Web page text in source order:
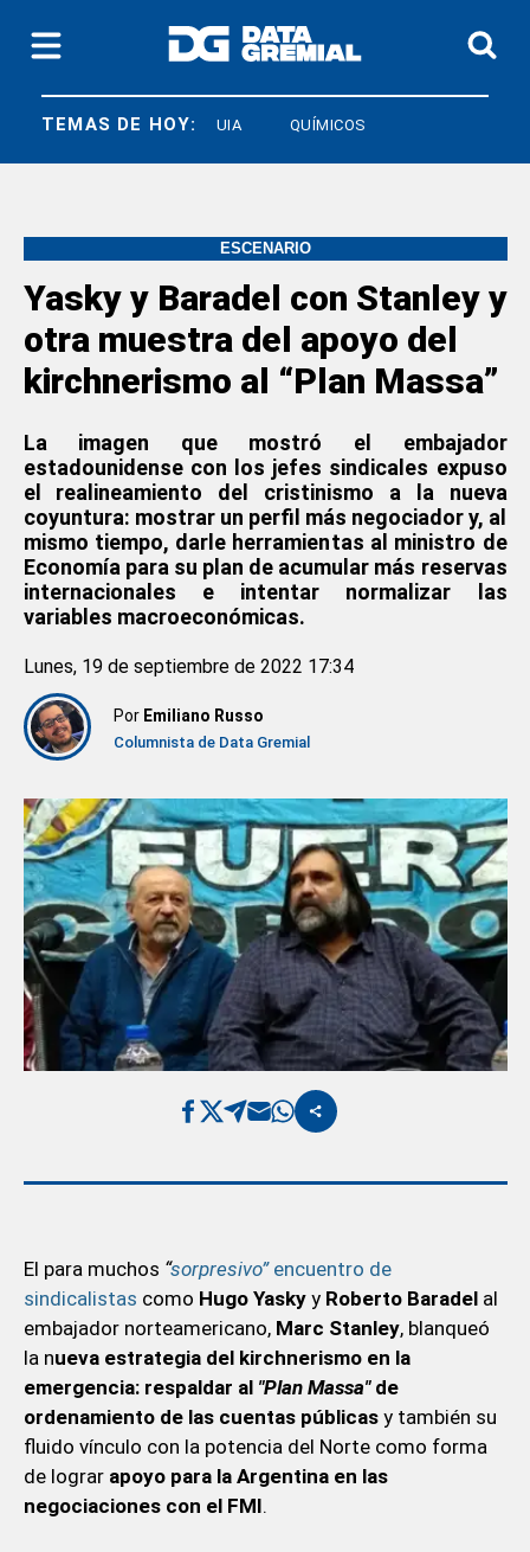
TEMAS DE HOY:
SOECRA UIA QUÍMICOS
ESCENARIO
Yasky y Baradel con Stanley y
otra muestra del apoyo del
kirchnerismo al “Plan Massa”
La imagen que mostró el embajador
estadounidense con los jefes sindicales expuso
el realineamiento del cristinismo a la nueva
coyuntura: mostrar un perfil más negociador y, al
mismo tiempo, darle herramientas al ministro de
Economía para su plan de acumular más reservas
internacionales e intentar normalizar las
variables macroeconómicas.
Por Emiliano Russo
Columnista de Data Gremial
Lunes, 19 de septiembre de 2022 17:34
El para muchos “sorpresivo”encuentro de
sindicalistas como Hugo Yaskyy Roberto Baradelal
embajador norteamericano, Marc Stanley, blanqueó
la nueva estrategia del kirchnerismo en la
emergencia: respaldar al "Plan Massa"de
ordenamiento de las cuentas públicas y también su
fluido vínculo con la potencia del Norte como forma
de lograr apoyo para la Argentina en las
negociaciones con el FMI.